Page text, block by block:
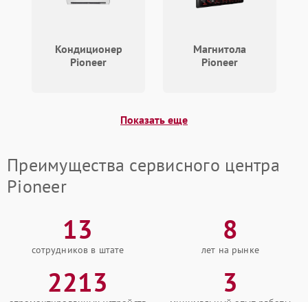
Поломка системы защиты
Кондиционер
Pioneer
Магнитола
Pioneer
Показать еще
Преимущества сервисного центра
Pioneer
13
сотрудников в штате
8
лет на рынке
2213 3